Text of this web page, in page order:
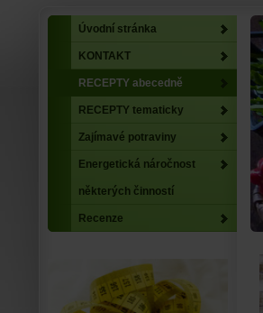
Úvodní stránka
KONTAKT
RECEPTY abecedně
RECEPTY tematicky
Zajímavé potraviny
Energetická náročnost
některých činností
Recenze